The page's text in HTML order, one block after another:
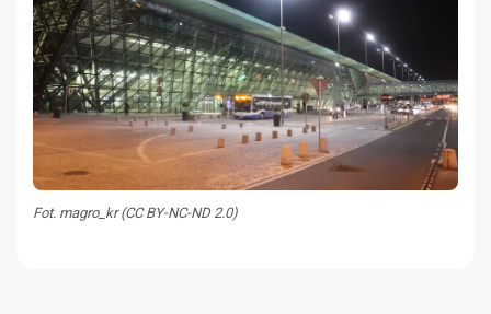
Fot. magro_kr (CC BY-NC-ND 2.0)